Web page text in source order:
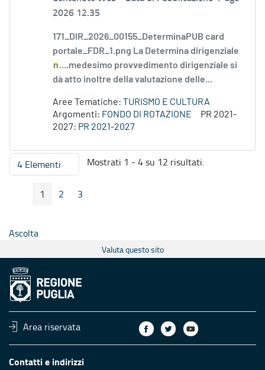
2026 12.35
171_DIR_2026_00155_DeterminaPUB card
portale_FDR_1.png La Determina dirigenziale
n....medesimo provvedimento dirigenziale si
dà atto inoltre della valutazione delle...
Aree Tematiche: TURISMO E CULTURA
Argomenti: FONDO DI ROTAZIONE
PR 2021-
2027: PR 2021-2027
4 ElementiPer pagina
Mostrati 1 - 4 su 12 risultati.
Pagina Precedente
Pagina
1 Pagina
2 Pagina
3
Ascolta
Valuta questo sito
Area riservata
Contatti e indirizzi